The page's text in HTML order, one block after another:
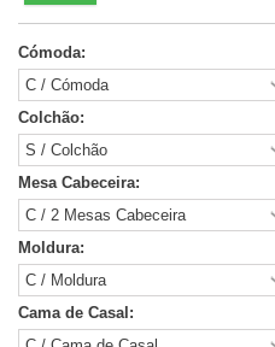
Cómoda:
Colchão:
Mesa Cabeceira:
Moldura:
Cama de Casal: